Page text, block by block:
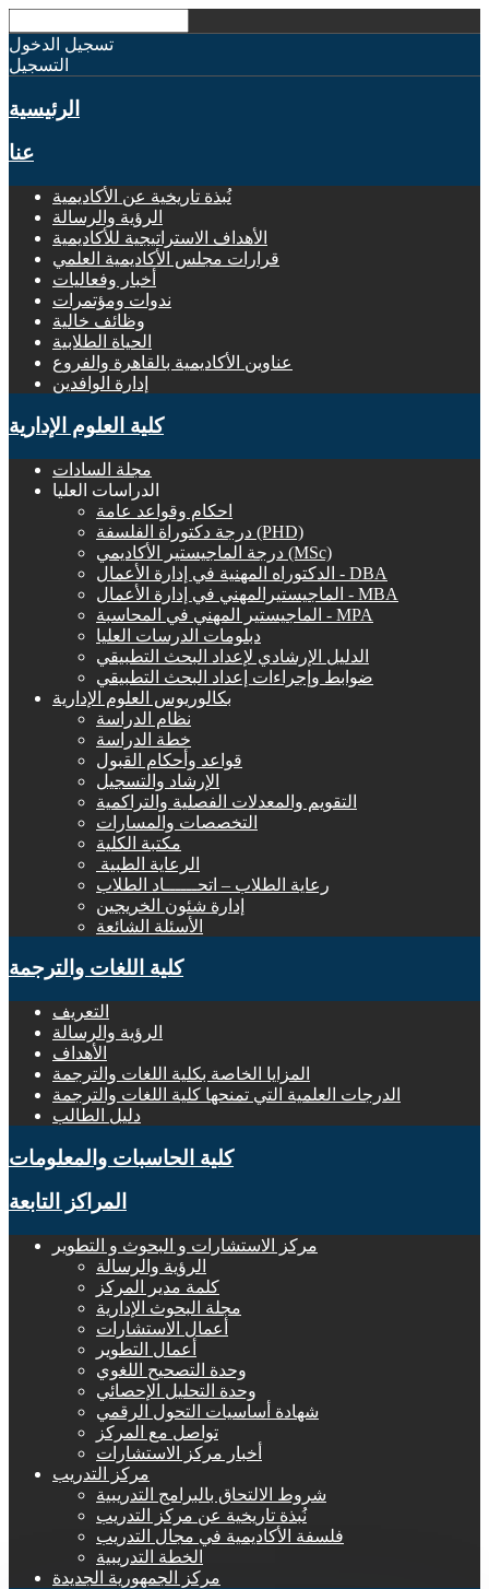
تسجيل الدخول
التسجيل
الرئيسية
عنا
نُبذة تاريخية عن الأكاديمية
الرؤية والرسالة
الأهداف الاستراتيجية للأكاديمية
قرارات مجلس الأكاديمية العلمي
أخبار وفعاليات
ندوات ومؤتمرات
وظائف خالية
الحياة الطلابية
عناوين الأكاديمية بالقاهرة والفروع
إدارة الوافدين
كلية العلوم الإدارية
مجلة السادات
الدراسات العليا
احكام وقواعد عامة
درجة دكتوراة الفلسفة (PHD)
درجة الماجيستير الأكاديمي (MSc)
الدكتوراه المهنية في إدارة الأعمال - DBA
الماجيستيرالمهني في إدارة الأعمال - MBA
الماجيستير المهني في المحاسبة - MPA
دبلومات الدرسات العليا
الدليل الإرشادي لإعداد البحث التطبيقي
ضوابط وإجراءات إعداد البحث التطبيقي
بكالوريوس العلوم الإدارية
نظام الدراسة
خطة الدراسة
قواعد وأحكام القبول
الإرشاد والتسجيل
التقويم والمعدلات الفصلية والتراكمية
التخصصات والمسارات
مكتبة الكلية
الرعاية الطبية ‏
رعاية الطلاب – اتحــــــاد الطلاب
إدارة شئون الخريجين
الأسئلة الشائعة
كلية اللغات والترجمة
التعريف
الرؤية والرسالة
الأهداف
المزايا الخاصة بكلية اللغات والترجمة
الدرجات العلمية التي تمنحها كلية اللغات والترجمة
دليل الطالب
كلية الحاسبات والمعلومات
المراكز التابعة
مركز الاستشارات و البحوث و التطوير
الرؤية والرسالة
كلمة مدير المركز
مجلة البحوث الإدارية
أعمال الاستشارات
أعمال التطوير
وحدة التصحيح اللغوي
وحدة التحليل الإحصائي
شهادة أساسيات التحول الرقمي
تواصل مع المركز
أخبار مركز الاستشارات
مركز التدريب
شروط الالتحاق بالبرامج التدريبية
نُبذة تاريخية عن مركز التدريب
فلسفة الأكاديمية في مجال التدريب
الخطة التدريبية
مركز الجمهورية الجديدة